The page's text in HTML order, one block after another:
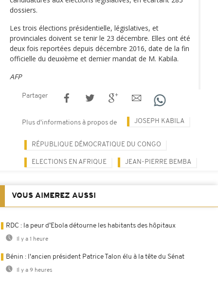
dossiers.
Les trois élections présidentielle, législatives, et
provinciales doivent se tenir le 23 décembre. Elles ont été
deux fois reportées depuis décembre 2016, date de la fin
officielle du deuxième et dernier mandat de M. Kabila.
AFP
Partager
Plus d'informations à propos de JOSEPH KABILA
RÉPUBLIQUE DÉMOCRATIQUE DU CONGO
ELECTIONS EN AFRIQUE JEAN-PIERRE BEMBA
VOUS AIMEREZ AUSSI
RDC : la peur d’Ebola détourne les habitants des hôpitaux
Il y a 1 heure
Bénin : l'ancien président Patrice Talon élu à la tête du Sénat
Il y a 9 heures